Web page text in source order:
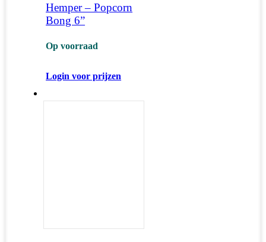
Hemper – Popcorn
Bong 6”
Op voorraad
Login voor prijzen